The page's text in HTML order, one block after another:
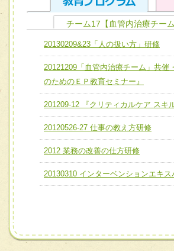
ユニット１ 医療人としての基礎
全人的医療を実践する医療人と
ける
必要に応じて柔軟に医療チーム
ユニット３ 多職種連携力
他職種の視点とスキルを学び、
チーム01【病院内横断的問題解
チーム02【地域医療連携推進
宅患者等支援チーム】
チーム05【せん妄対策チーム】
チーム06【外来化学療法チーム
チーム】
チーム17【血管内治療チー
20130209&23「人の扱い方」研修
20121209「血管内治療チーム」共催
のためのＥＰ教育セミナー』
201209-12 『クリティカルケア スキ
20120526-27 仕事の教え方研修
2012 業務の改善の仕方研修
20130310 インターベンションエキ